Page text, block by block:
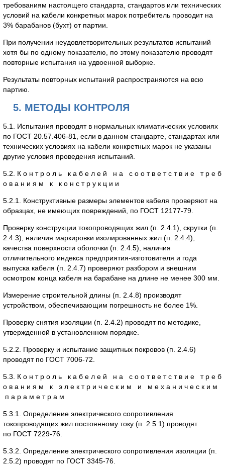
требованиям настоящего стандарта, стандартов или технических
условий на кабели конкретных марок потребитель проводит на
3% барабанов (бухт) от партии.
При получении неудовлетворительных результатов испытаний
хотя бы по одному показателю, по этому показателю проводят
повторные испытания на удвоенной выборке.
Результаты повторных испытаний распространяются на всю
партию.
5. МЕТОДЫ КОНТРОЛЯ
5.1. Испытания проводят в нормальных климатических условиях
по ГОСТ 20.57.406-81, если в данном стандарте, стандартах или
технических условиях на кабели конкретных марок не указаны
другие условия проведения испытаний.
5.2. К о н т р о л ь к а б е л е й н а с о о т в е т с т в и е т р е б
о в а н и я м к к о н с т р у к ц и и
5.2.1. Конструктивные размеры элементов кабеля проверяют на
образцах, не имеющих повреждений, по ГОСТ 12177-79.
Проверку конструкции токопроводящих жил (п. 2.4.1), скрутки (п.
2.4.3), наличия маркировки изолированных жил (п. 2.4.4),
качества поверхности оболочки (п. 2.4.5), наличия
отличительного индекса предприятия-изготовителя и года
выпуска кабеля (п. 2.4.7) проверяют разбором и внешним
осмотром конца кабеля на барабане на длине не менее 300 мм.
Измерение строительной длины (п. 2.4.8) производят
устройством, обеспечивающим погрешность не более 1%.
Проверку снятия изоляции (п. 2.4.2) проводят по методике,
утвержденной в установленном порядке.
5.2.2. Проверку и испытание защитных покровов (п. 2.4.6)
проводят по ГОСТ 7006-72.
5.3. К о н т р о л ь к а б е л е й н а с о о т в е т с т в и е т р е б
о в а н и я м к э л е к т р и ч е с к и м и м е х а н и ч е с к и м
п а р а м е т р а м
5.3.1. Определение электрического сопротивления
токопроводящих жил постоянному току (п. 2.5.1) проводят
по ГОСТ 7229-76.
5.3.2. Определение электрического сопротивления изоляции (п.
2.5.2) проводят по ГОСТ 3345-76.